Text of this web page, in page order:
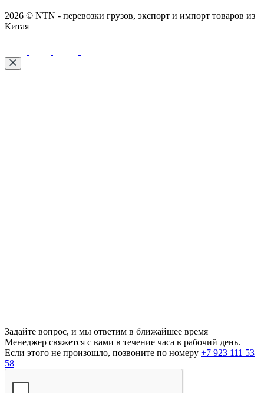
2026 © NTN - перевозки грузов, экспорт и импорт товаров из
Китая
Задайте вопрос, и мы ответим в ближайшее время
Менеджер свяжется с вами в течение часа в рабочий день.
Если этого не произошло, позвоните по номеру +7 923 111 53
58